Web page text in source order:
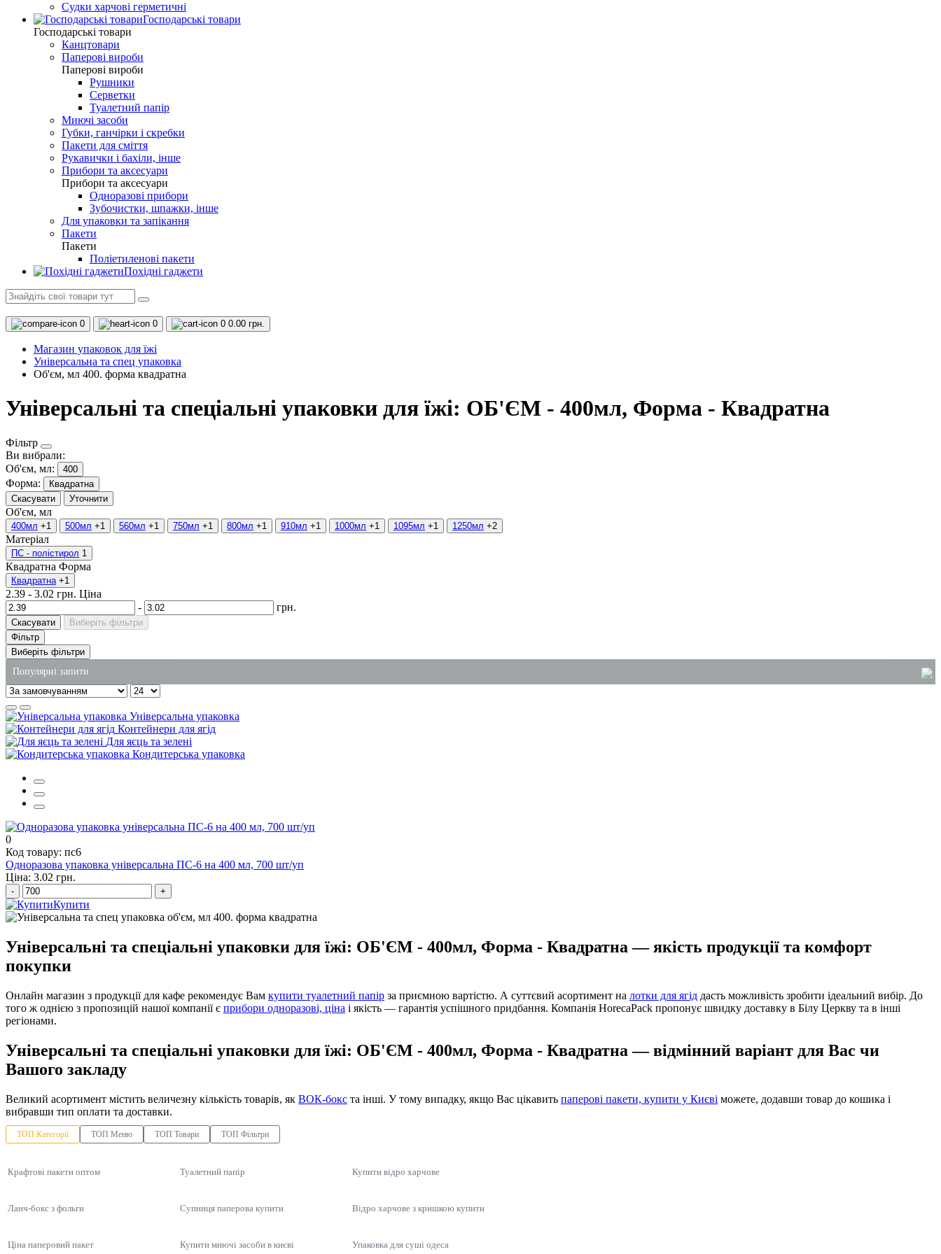
Судки харчові герметичні
Господарські товари
Господарські товари
Канцтовари
Паперові вироби
Паперові вироби
Рушники
Серветки
Туалетний папір
Миючі засоби
Губки, ганчірки і скребки
Пакети для сміття
Рукавички і бахіли, інше
Прибори та аксесуари
Прибори та аксесуари
Одноразові прибори
Зубочистки, шпажки, інше
Для упаковки та запікання
Пакети
Пакети
Поліетиленові пакети
Похідні гаджети
0 0 0 0.00 грн.
Магазин упаковок для їжі
Універсальна та спец упаковка
Об'єм, мл 400. форма квадратна
Універсальні та спеціальні упаковки для їжі: ОБ'ЄМ - 400мл, Форма - Квадратна
Фільтр
Ви вибрали:
Об'єм, мл:
400
Форма:
Квадратна
Скасувати
Уточнити
Об'єм, мл
400мл +1 500мл +1 560мл +1 750мл +1 800мл +1 910мл +1 1000мл +1 1095мл +1 1250мл +2
Матеріал
ПС - полістирол 1
Квадратна Форма
Квадратна +1
2.39 - 3.02 грн. Ціна
-
грн.
Скасувати
Виберіть фільтри
Фільтр
Виберіть фільтри
Популярні запити
контейнер для супу
пакет паперовий оптом
засіб чистячий для туалету
купити відра харчові
господарські товари купити
Універсальна упаковка
Контейнери для ягід
Для яєць та зелені
Кондитерська упаковка
0
Код товару: пс6
Одноразова упаковка універсальна ПС-6 на 400 мл, 700 шт/уп
Ціна: 3.02 грн.
- +
Купити
Універсальні та спеціальні упаковки для їжі: ОБ'ЄМ - 400мл, Форма - Квадратна — якість продукції та комфорт
покупки
Онлайн магазин з продукції для кафе рекомендує Вам купити туалетний папір за приємною вартістю. А суттєвий асортимент на лотки для ягід дасть можливість зробити ідеальний вибір. До
того ж однією з пропозицій нашої компанії є прибори одноразові, ціна і якість — гарантія успішного придбання. Компанія HorecaPack пропонує швидку доставку в Білу Церкву та в інші
регіонами.
Універсальні та спеціальні упаковки для їжі: ОБ'ЄМ - 400мл, Форма - Квадратна — відмінний варіант для Вас чи
Вашого закладу
Великий асортимент містить величезну кількість товарів, як ВОК-бокс та інші. У тому випадку, якщо Вас цікавить паперові пакети, купити у Києві можете, додавши товар до кошика і
вибравши тип оплати та доставки.
ТОП Категорії ТОП Меню ТОП Товари ТОП Фільтри
Крафтові пакети оптом
Ланч-бокс з фольги
Ціна паперовий пакет
Туалетний папір
Супниця паперова купити
Купити миючі засоби в києві
Купити відро харчове
Відро харчове з кришкою купити
Упаковка для суші одеса